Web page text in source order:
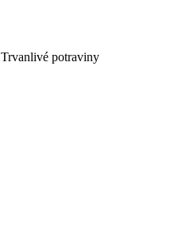
Trvanlivé potraviny